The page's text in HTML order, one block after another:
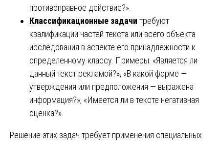
противоправное действие?».
Классификационные задачи требуют
квалификации частей текста или всего объекта
исследования в аспекте его принадлежности к
определенному классу. Примеры: «Является ли
данный текст рекламой?», «В какой форме —
утверждения или предположения — выражена
информация?», «Имеется ли в тексте негативная
оценка?».
Решение этих задач требует применения специальных